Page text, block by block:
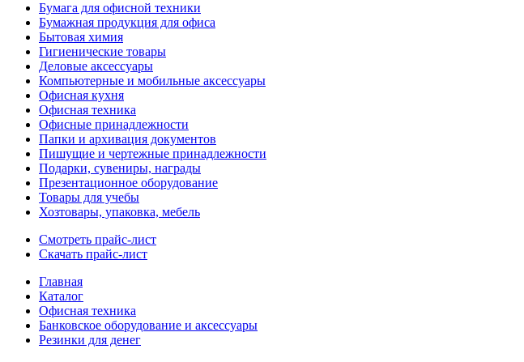
Бумага для офисной техники
Бумажная продукция для офиса
Бытовая химия
Гигиенические товары
Деловые аксессуары
Компьютерные и мобильные аксессуары
Офисная кухня
Офисная техника
Офисные принадлежности
Папки и архивация документов
Пишущие и чертежные принадлежности
Подарки, сувениры, награды
Презентационное оборудование
Товары для учебы
Хозтовары, упаковка, мебель
Смотреть прайс-лист
Скачать прайс-лист
Главная
Каталог
Офисная техника
Банковское оборудование и аксессуары
Резинки для денег